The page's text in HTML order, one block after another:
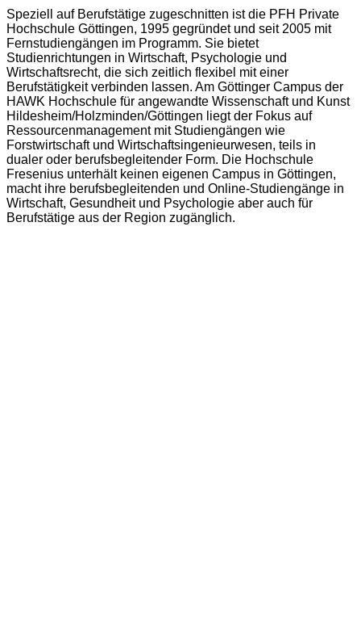
Speziell auf Berufstätige zugeschnitten ist die PFH Private
Hochschule Göttingen, 1995 gegründet und seit 2005 mit
Fernstudiengängen im Programm. Sie bietet
Studienrichtungen in Wirtschaft, Psychologie und
Wirtschaftsrecht, die sich zeitlich flexibel mit einer
Berufstätigkeit verbinden lassen. Am Göttinger Campus der
HAWK Hochschule für angewandte Wissenschaft und Kunst
Hildesheim/Holzminden/Göttingen liegt der Fokus auf
Ressourcenmanagement mit Studiengängen wie
Forstwirtschaft und Wirtschaftsingenieurwesen, teils in
dualer oder berufsbegleitender Form. Die Hochschule
Fresenius unterhält keinen eigenen Campus in Göttingen,
macht ihre berufsbegleitenden und Online-Studiengänge in
Wirtschaft, Gesundheit und Psychologie aber auch für
Berufstätige aus der Region zugänglich.